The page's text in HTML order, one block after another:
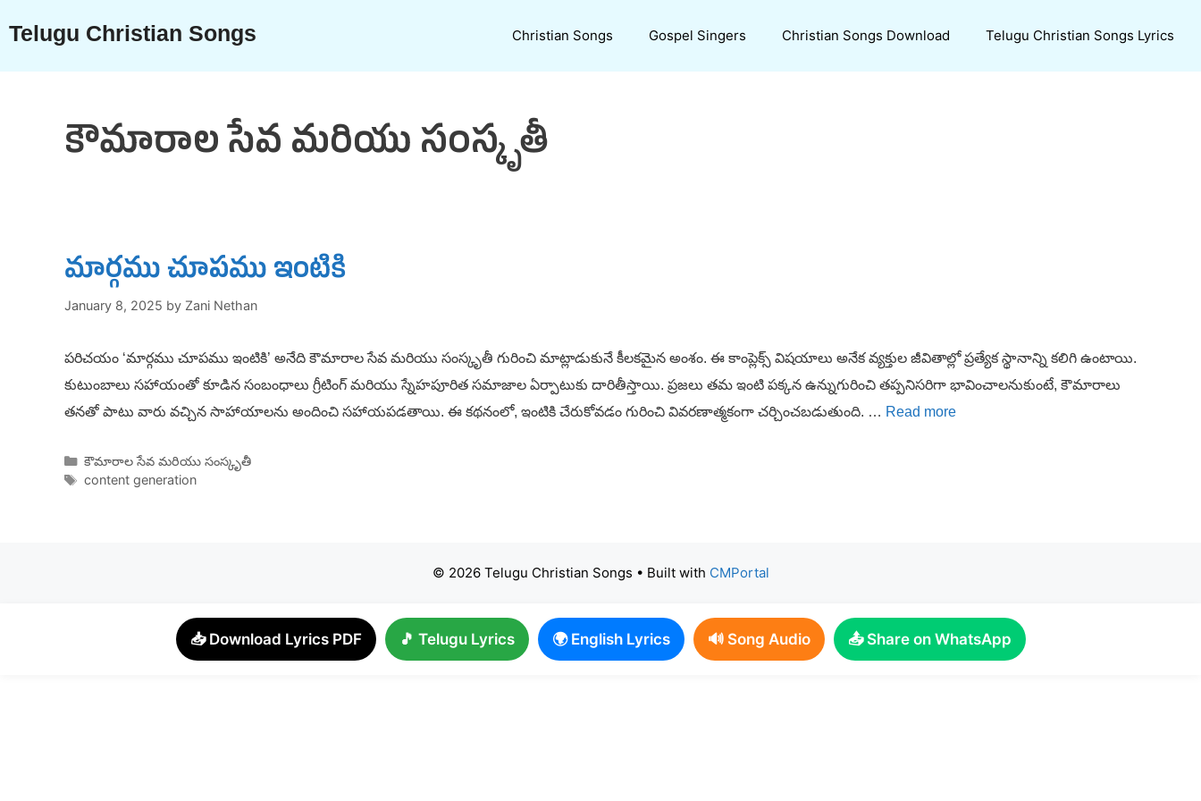
content
Telugu Christian Songs Christian Songs Gospel Singers Christian Songs Download Telugu Christian Songs Lyrics
కౌమారాల సేవ మరియు సంస్కృతీ
మార్గము చూపము ఇంటికి
January 8, 2025 by Zani Nethan
పరిచయం ‘మార్గము చూపము ఇంటికి’ అనేది కౌమారాల సేవ మరియు సంస్కృతీ గురించి మాట్లాడుకునే కీలకమైన అంశం. ఈ కాంప్లెక్స్ విషయాలు అనేక వ్యక్తుల జీవితాల్లో ప్రత్యేక స్థానాన్ని కలిగి ఉంటాయి.
కుటుంబాలు సహాయంతో కూడిన సంబంధాలు గ్రీటింగ్ మరియు స్నేహపూరిత సమాజాల ఏర్పాటుకు దారితీస్తాయి. ప్రజలు తమ ఇంటి పక్కన ఉన్నుగురించి తప్పనిసరిగా భావించాలనుకుంటే, కౌమారాలు
తనతో పాటు వారు వచ్చిన సాహాయాలను అందించి సహాయపడతాయి. ఈ కథనంలో, ఇంటికి చేరుకోవడం గురించి వివరణాత్మకంగా చర్చించబడుతుంది. … Read more
Categories
కౌమారాల సేవ మరియు సంస్కృతీ
Tags
content generation
© 2026 Telugu Christian Songs • Built with CMPortal
📥 Download Lyrics PDF 🎵 Telugu Lyrics 🌍 English Lyrics 🔊 Song Audio 📤 Share on WhatsApp